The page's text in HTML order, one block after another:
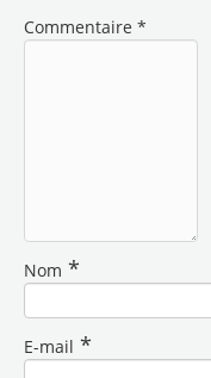
Commentaire *
Nom *
E-mail *